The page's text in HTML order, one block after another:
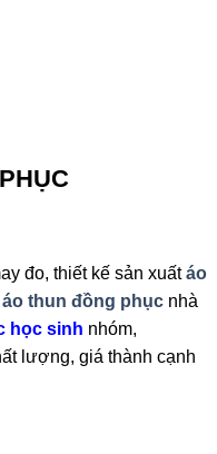
đo, thiết kế sản xuấtáo
áo thun đồng phụcnhà
học sinh nhóm,
lượng, giá thành cạnh